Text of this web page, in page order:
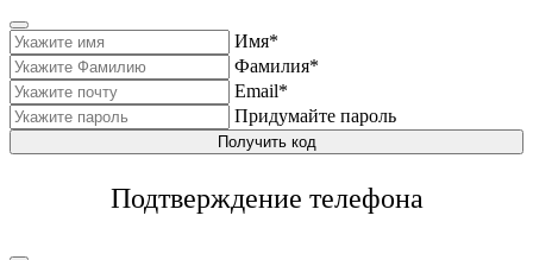
Имя*
Фамилия*
Email*
Придумайте пароль
Получить код
Подтверждение телефона